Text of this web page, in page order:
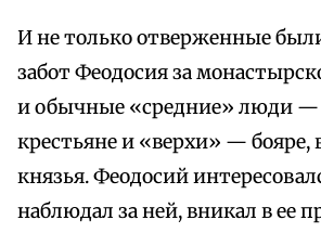
И не только отверженные
забот Феодосия за
и обычные «средние» люди —
крестьяне и «верхи» — бояре,
князья. Феодосий
наблюдал за ней, вникал в ее